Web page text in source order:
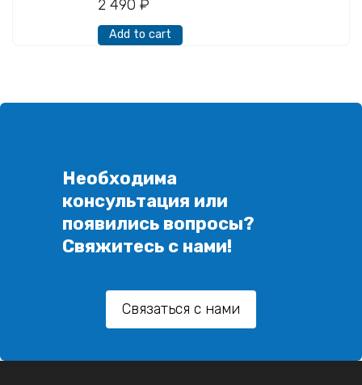
2 490 ₽
Add to cart
Необходима
консультация или
появились вопросы?
Свяжитесь с нами!
Связаться с нами